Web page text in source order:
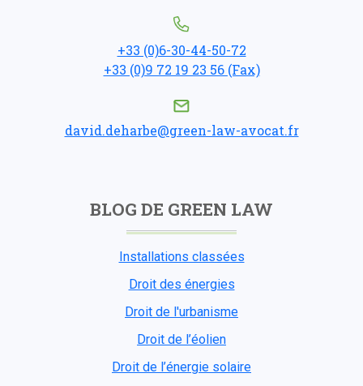
+33 (0)6-30-44-50-72
+33 (0)9 72 19 23 56 (Fax)
david.deharbe@green-law-avocat.fr
BLOG DE GREEN LAW
Installations classées
Droit des énergies
Droit de l'urbanisme
Droit de l’éolien
Droit de l’énergie solaire